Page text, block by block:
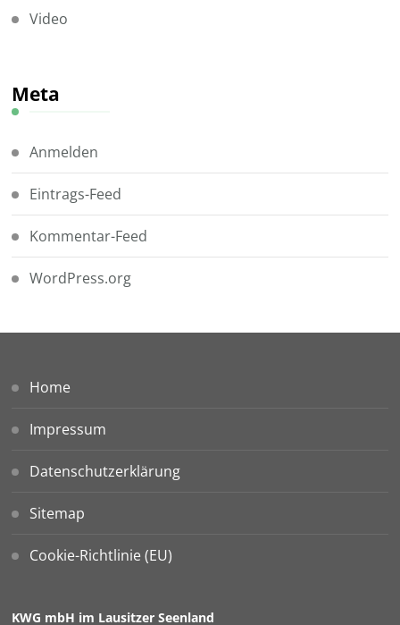
Video
Meta
Anmelden
Eintrags-Feed
Kommentar-Feed
WordPress.org
Home
Impressum
Datenschutzerklärung
Sitemap
Cookie-Richtlinie (EU)
KWG mbH im Lausitzer Seenland